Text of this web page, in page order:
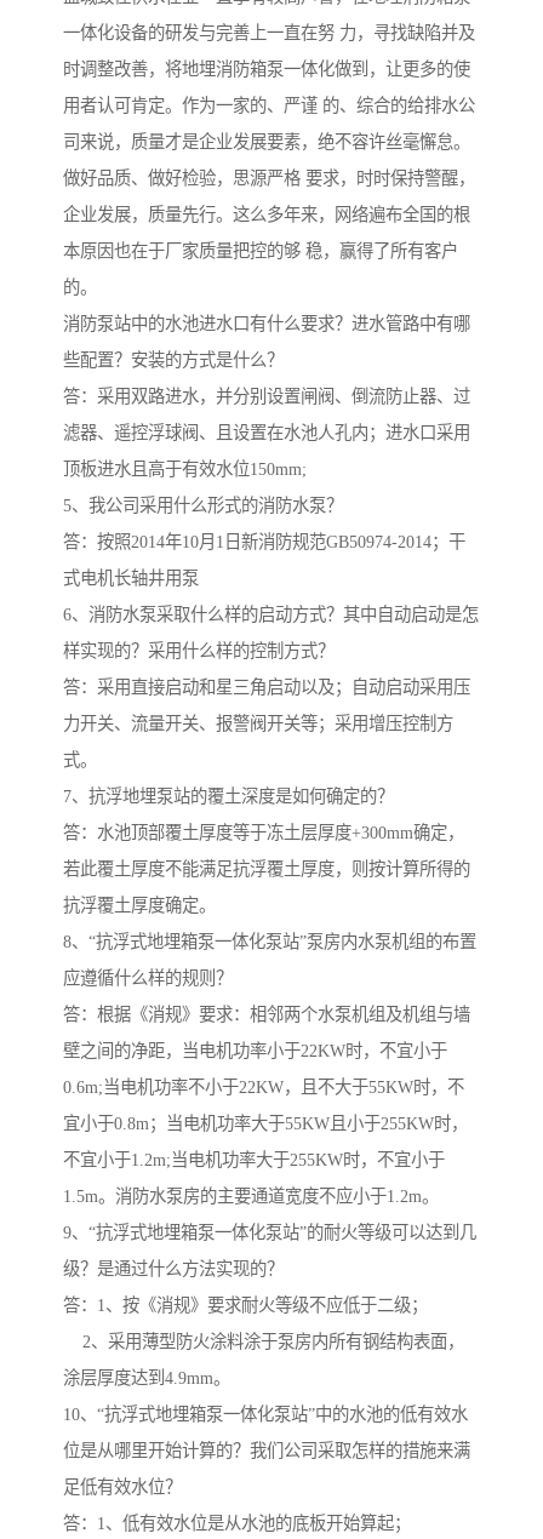
一体化设备的研发与完善上一直在努 力，寻找缺陷并及
时调整改善，将地埋消防箱泵一体化做到，让更多的使
用者认可肯定。作为一家的、严谨 的、综合的给排水公
司来说，质量才是企业发展要素，绝不容许丝毫懈怠。
做好品质、做好检验，思源严格 要求，时时保持警醒，
企业发展，质量先行。这么多年来，网络遍布全国的根
本原因也在于厂家质量把控的够 稳，赢得了所有客户
的。
消防泵站中的水池进水口有什么要求？进水管路中有哪
些配置？安装的方式是什么？
答：采用双路进水，并分别设置闸阀、倒流防止器、过
滤器、遥控浮球阀、且设置在水池人孔内；进水口采用
顶板进水且高于有效水位150mm;
5、我公司采用什么形式的消防水泵？
答：按照2014年10月1日新消防规范GB50974-2014；干
式电机长轴井用泵
6、消防水泵采取什么样的启动方式？其中自动启动是怎
样实现的？采用什么样的控制方式？
答：采用直接启动和星三角启动以及；自动启动采用压
力开关、流量开关、报警阀开关等；采用增压控制方
式。
7、抗浮地埋泵站的覆土深度是如何确定的？
答：水池顶部覆土厚度等于冻土层厚度+300mm确定，
若此覆土厚度不能满足抗浮覆土厚度，则按计算所得的
抗浮覆土厚度确定。
8、“抗浮式地埋箱泵一体化泵站”泵房内水泵机组的布置
应遵循什么样的规则？
答：根据《消规》要求：相邻两个水泵机组及机组与墙
壁之间的净距，当电机功率小于22KW时，不宜小于
0.6m;当电机功率不小于22KW，且不大于55KW时，不
宜小于0.8m；当电机功率大于55KW且小于255KW时，
不宜小于1.2m;当电机功率大于255KW时，不宜小于
1.5m。消防水泵房的主要通道宽度不应小于1.2m。
9、“抗浮式地埋箱泵一体化泵站”的耐火等级可以达到几
级？是通过什么方法实现的？
答：1、按《消规》要求耐火等级不应低于二级；
2、采用薄型防火涂料涂于泵房内所有钢结构表面，
涂层厚度达到4.9mm。
10、“抗浮式地埋箱泵一体化泵站”中的水池的低有效水
位是从哪里开始计算的？我们公司采取怎样的措施来满
足低有效水位？
答：1、低有效水位是从水池的底板开始算起；